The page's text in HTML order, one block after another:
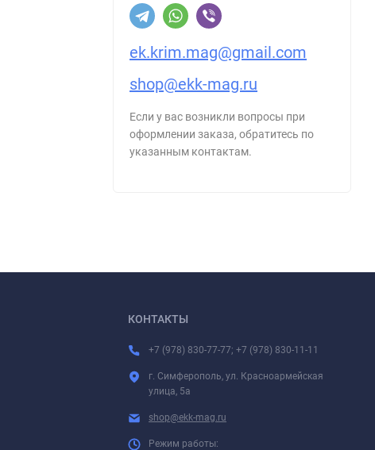
ek.krim.mag@gmail.com
shop@ekk-mag.ru
Если у вас возникли вопросы при
оформлении заказа, обратитесь по
указанным контактам.
КОНТАКТЫ
+7 (978) 830-77-77; +7 (978) 830-11-11
г. Симферополь, ул. Красноармейская
улица, 5а
shop@ekk-mag.ru
Режим работы: